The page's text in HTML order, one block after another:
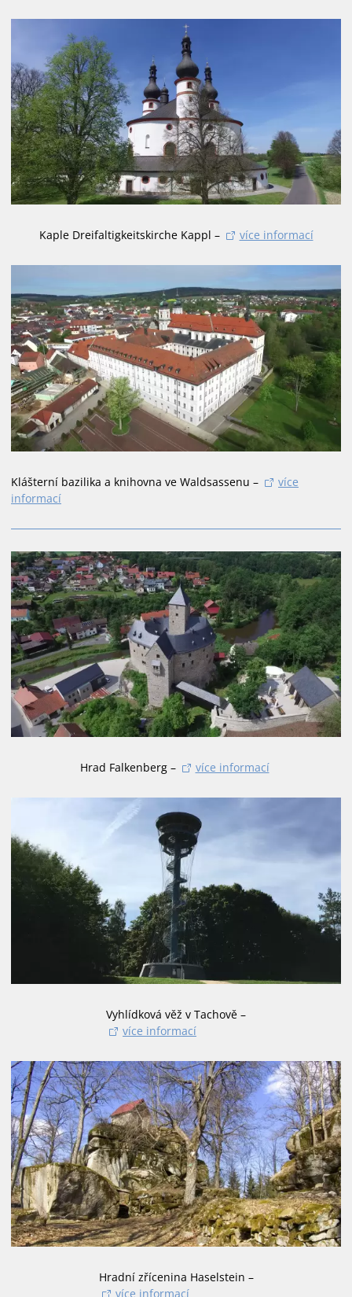
Kaple Dreifaltigkeitskirche Kappl – více informací
Klášterní bazilika a knihovna ve Waldsassenu –
více
informací
Hrad Falkenberg – více informací
Vyhlídková věž v Tachově –
více informací
Hradní zřícenina Haselstein –
více informací